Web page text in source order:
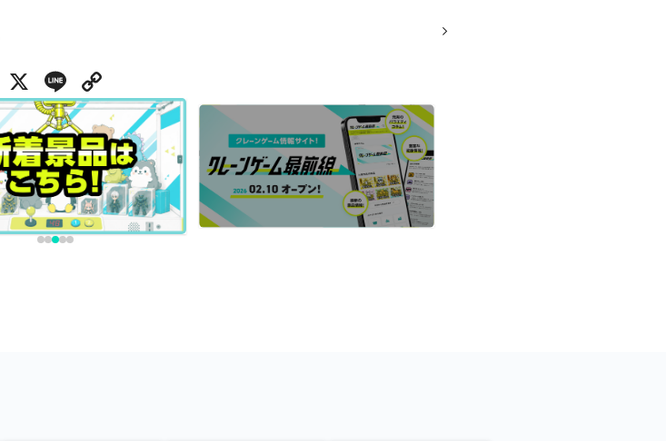
X Line